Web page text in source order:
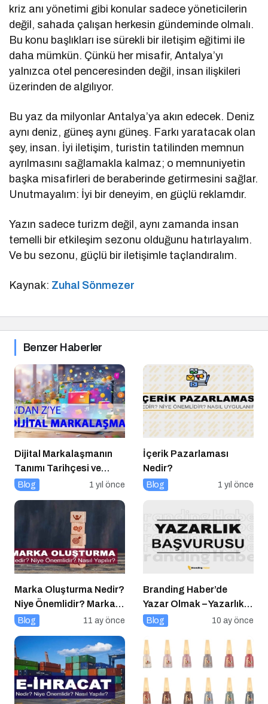
kriz anı yönetimi gibi konular sadece yöneticilerin
değil, sahada çalışan herkesin gündeminde olmalı.
Bu konu başlıkları ise sürekli bir iletişim eğitimi ile
daha mümkün. Çünkü her misafir, Antalya’yı
yalnızca otel penceresinden değil, insan ilişkileri
üzerinden de algılıyor.
Bu yaz da milyonlar Antalya’ya akın edecek. Deniz
aynı deniz, güneş aynı güneş. Farkı yaratacak olan
şey, insan. İyi iletişim, turistin tatilinden memnun
ayrılmasını sağlamakla kalmaz; o memnuniyetin
başka misafirleri de beraberinde getirmesini sağlar.
Unutmayalım: İyi bir deneyim, en güçlü reklamdır.
Yazın sadece turizm değil, aynı zamanda insan
temelli bir etkileşim sezonu olduğunu hatırlayalım.
Ve bu sezonu, güçlü bir iletişimle taçlandıralım.
Kaynak: Zuhal Sönmezer
Benzer Haberler
Dijital Markalaşmanın
Tanımı Tarihçesi ve
Önemi
Blog 1 yıl önce
İçerik Pazarlaması
Nedir?
Blog 1 yıl önce
Marka Oluşturma Nedir?
Niye Önemlidir? Marka
Oluşturma Nasıl Yapılır?
Blog 11 ay önce
Branding Haber’de
Yazar Olmak – Yazarlık
Başvurusu Başladı!
Blog 10 ay önce